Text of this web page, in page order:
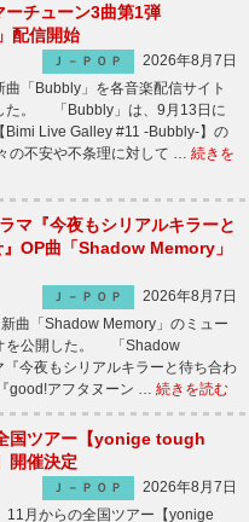
ーチューン3曲第1弾
配信開始
Ｊ－ＰＯＰ
2026年8月7日
「Bubbly」を各音楽配信サイト
た。 「Bubbly」は、9月13日に
Bimi Live Galley #11 -Bubbly-】の
の不安や不条理に対して … 続きを
マ『今夜もシリアルキラーと
OP曲「Shadow Memory」
Ｊ－ＰＯＰ
2026年8月7日
曲「Shadow Memory」のミュー
を公開した。 「Shadow
今夜もシリアルキラーと待ち合わ
good!アフタヌーン … 続きを読む
国ツアー【yonige tough
開催決定
Ｊ－ＰＯＰ
2026年8月7日
月からの全国ツアー【yonige